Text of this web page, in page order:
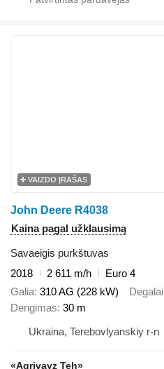
VAIZDO ĮRAŠAS
John Deere R4038
Kaina pagal užklausimą
Savaeigis purkštuvas
2018
2 611 m/h
Euro 4
Galia 310 AG (228 kW) Degalai
Dengimas 30 m
Ukraina, Terebovlyanskiy r-n
«Agrivayz Teh»